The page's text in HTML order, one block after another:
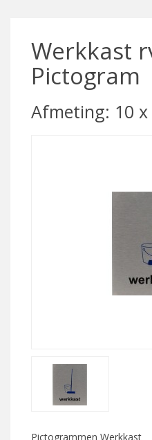
Werkkast
Pictogram
Afmeting: 10 x
Pictogrammen Werkkast